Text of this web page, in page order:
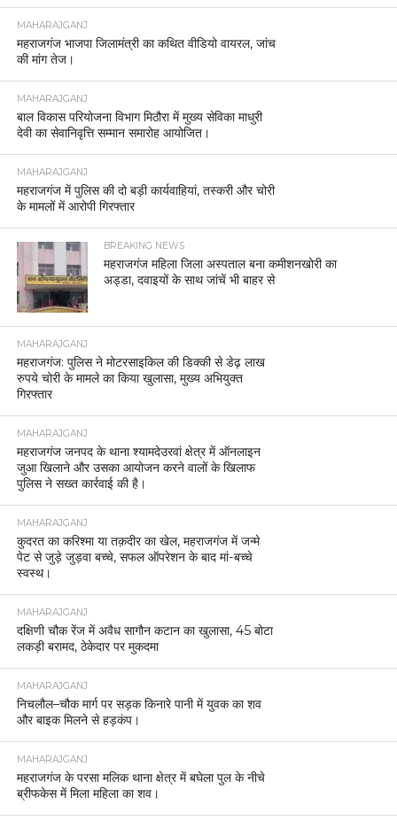
MAHARAJGANJ
महराजगंज भाजपा जिलामंत्री का कथित वीडियो वायरल, जांच
की मांग तेज।
MAHARAJGANJ
बाल विकास परियोजना विभाग मिठौरा में मुख्य सेविका माधुरी
देवी का सेवानिवृत्ति सम्मान समारोह आयोजित।
MAHARAJGANJ
महराजगंज में पुलिस की दो बड़ी कार्यवाहियां, तस्करी और चोरी
के मामलों में आरोपी गिरफ्तार
BREAKING NEWS
महराजगंज महिला जिला अस्पताल बना कमीशनखोरी का
अड्डा, दवाइयों के साथ जांचें भी बाहर से
MAHARAJGANJ
महराजगंज: पुलिस ने मोटरसाइकिल की डिक्की से डेढ़ लाख
रुपये चोरी के मामले का किया खुलासा, मुख्य अभियुक्त
गिरफ्तार
MAHARAJGANJ
महराजगंज जनपद के थाना श्यामदेउरवां क्षेत्र में ऑनलाइन
जुआ खिलाने और उसका आयोजन करने वालों के खिलाफ
पुलिस ने सख्त कार्रवाई की है।
MAHARAJGANJ
कुदरत का करिश्मा या तक़दीर का खेल, महराजगंज में जन्मे
पेट से जुड़े जुड़वा बच्चे, सफल ऑपरेशन के बाद मां-बच्चे
स्वस्थ।
MAHARAJGANJ
दक्षिणी चौक रेंज में अवैध सागौन कटान का खुलासा, 45 बोटा
लकड़ी बरामद, ठेकेदार पर मुकदमा
MAHARAJGANJ
निचलौल–चौक मार्ग पर सड़क किनारे पानी में युवक का शव
और बाइक मिलने से हड़कंप।
MAHARAJGANJ
महराजगंज के परसा मलिक थाना क्षेत्र में बघेला पुल के नीचे
ब्रीफकेस में मिला महिला का शव।